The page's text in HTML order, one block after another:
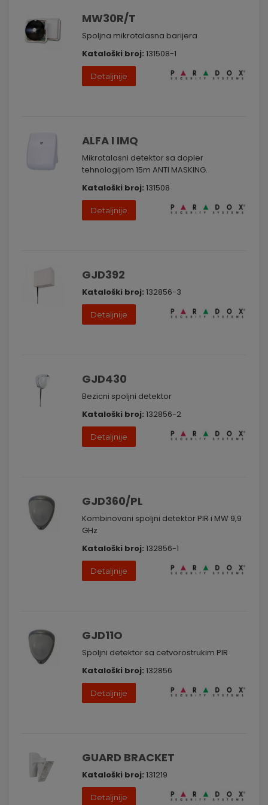
spoljnih detektora garantuje dugotrajan rad u različitim
vremenskim uslovima.
Investirajte u visokokvalitetne spoljne detektore i prateću
opremu kako biste obezbedili efikasnu zaštitu vašeg
okruženja. Kontaktirajte nas danas kako biste saznali više o
našem asortimanu i kako možemo unaprediti vaš sigurnosni
sistem. Vaša bezbednost je naš prioritet.
MW30R/T
Spoljna mikrotalasna barijera
Kataloški broj: 131508-1
Detaljnije
ALFA I IMQ
Mikrotalasni detektor sa dopler
tehnologijom 15m ANTI MASKING.
Kataloški broj: 131508
Detaljnije
GJD392
Kataloški broj: 132856-3
Detaljnije
GJD430
Bezicni spoljni detektor
Kataloški broj: 132856-2
Detaljnije
GJD360/PL
Kombinovani spoljni detektor PIR i MW 9,9
GHz
Kataloški broj: 132856-1
Detaljnije
GJD11O
Spoljni detektor sa cetvorostrukim PIR
Kataloški broj: 132856
Detaljnije
GUARD BRACKET
Kataloški broj: 131219
Detaljnije